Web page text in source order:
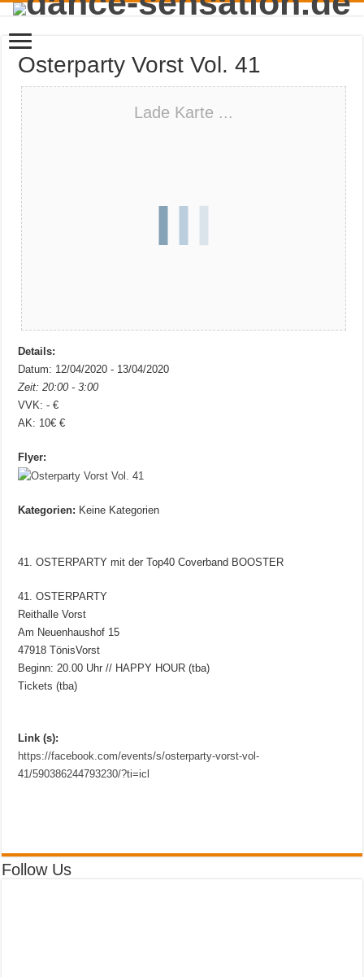
Osterparty Vorst Vol. 41
Lade Karte ...
Details:
Datum: 12/04/2020 - 13/04/2020
Zeit: 20:00 - 3:00
VVK: - €
AK: 10€ €
Flyer:
Kategorien: Keine Kategorien
41. OSTERPARTY mit der Top40 Coverband BOOSTER
41. OSTERPARTY
Reithalle Vorst
Am Neuenhaushof 15
47918 TönisVorst
Beginn: 20.00 Uhr // HAPPY HOUR (tba)
Tickets (tba)
Link (s):
https://facebook.com/events/s/osterparty-vorst-vol-
41/590386244793230/?ti=icl
Follow Us